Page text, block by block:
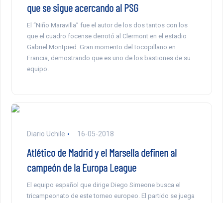
que se sigue acercando al PSG
El “Niño Maravilla” fue el autor de los dos tantos con los
que el cuadro focense derrotó al Clermont en el estadio
Gabriel Montpied. Gran momento del tocopillano en
Francia, demostrando que es uno de los bastiones de su
equipo.
Diario Uchile 16-05-2018
Atlético de Madrid y el Marsella definen al
campeón de la Europa League
El equipo español que dirige Diego Simeone busca el
tricampeonato de este torneo europeo. El partido se juega